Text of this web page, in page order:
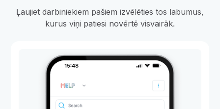
Ļaujiet darbiniekiem pašiem izvēlēties tos labumus,
kurus viņi patiesi novērtē visvairāk.